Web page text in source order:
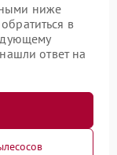
ниже
в
ответ на